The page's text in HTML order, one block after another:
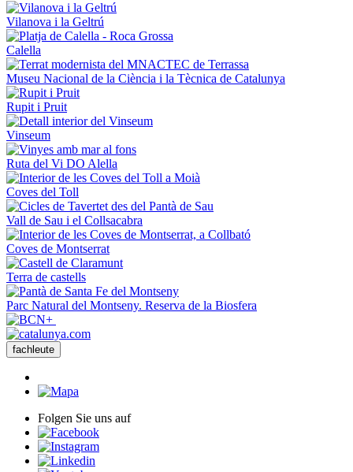
Vilanova i la Geltrú
Calella
Museu Nacional de la Ciència i la Tècnica de Catalunya
Rupit i Pruit
Vinseum
Ruta del Vi DO Alella
Coves del Toll
Vall de Sau i el Collsacabra
Coves de Montserrat
Terra de castells
Parc Natural del Montseny. Reserva de la Biosfera
fachleute
Folgen Sie uns auf